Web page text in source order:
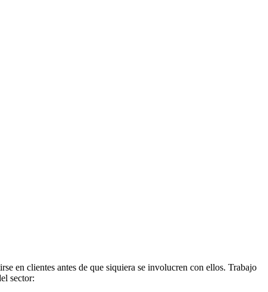
en clientes antes de que siquiera se involucren con ellos. Trabajo
sector: